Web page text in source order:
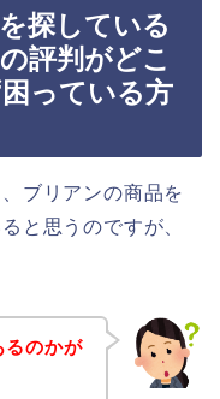
探している
評判がどこ
っている方
ブリアンの商品を
と思うのですが、
るのかが